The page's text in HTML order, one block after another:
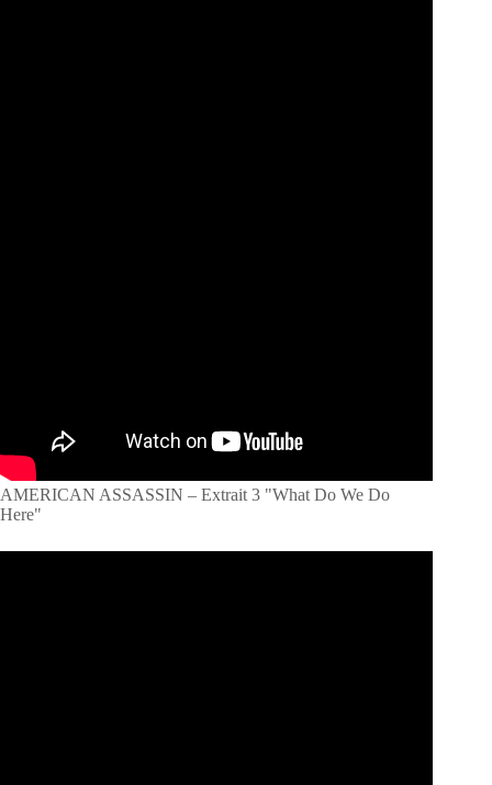
AMERICAN ASSASSIN – Extrait 3 "What Do We Do
Here"